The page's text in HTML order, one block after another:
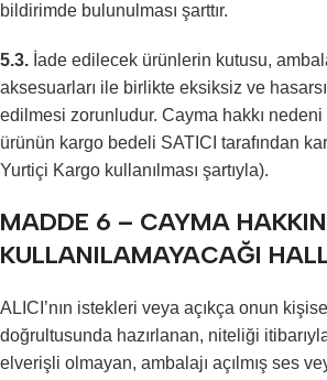
bildirimde bulunulması şarttır.
5.3. İade edilecek ürünlerin kutusu,
aksesuarları ile birlikte eksiksiz ve
edilmesi zorunludur. Cayma hakkı
ürünün kargo bedeli SATICI tarafından
Yurtiçi Kargo kullanılması şartıyla).
MADDE 6 – CAYMA
KULLANILAMAYACAĞI
ALICI’nın istekleri veya açıkça onun
doğrultusunda hazırlanan, niteliği
elverişli olmayan, ambalajı açılmış ses